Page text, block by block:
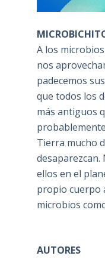
A los
nos
padecemos
que todos los
más antiguos
Tierra mucho
desaparezcan.
ellos en el
propio cuerpo
microbios
AUTORES